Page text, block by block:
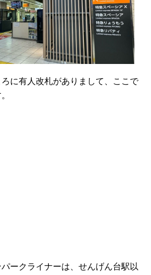
に有人改札がありまして、ここで
ークライナーは、せんげん台駅以